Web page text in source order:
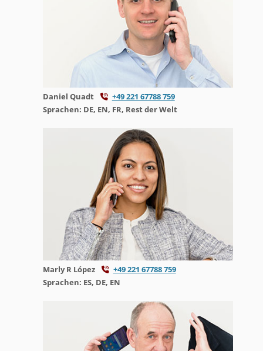
Daniel Quadt
+49 221 67788 759
Sprachen: DE, EN, FR, Rest der Welt
Marly R López
+49 221 67788 759
Sprachen: ES, DE, EN